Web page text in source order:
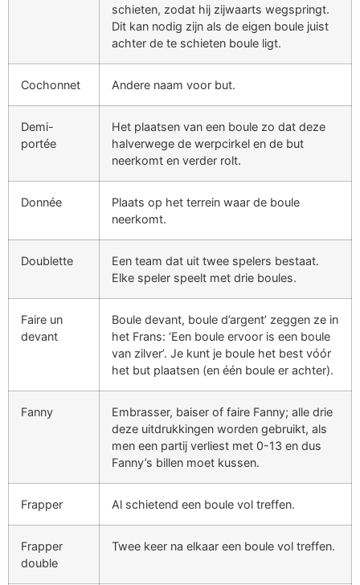
schieten, zodat hij zijwaarts wegspringt.
Dit kan nodig zijn als de eigen boule juist
achter de te schieten boule ligt.
Cochonnet Andere naam voor but.
Demi-
portée
Het plaatsen van een boule zo dat deze
halverwege de werpcirkel en de but
neerkomt en verder rolt.
Donnée
Plaats op het terrein waar de boule
neerkomt.
Doublette
Een team dat uit twee spelers bestaat.
Elke speler speelt met drie boules.
Faire un
devant
Boule devant, boule d’argent’ zeggen ze in
het Frans: ‘Een boule ervoor is een boule
van zilver’. Je kunt je boule het best vóór
het but plaatsen (en één boule er achter).
Fanny
Embrasser, baiser of faire Fanny; alle drie
deze uitdrukkingen worden gebruikt, als
men een partij verliest met 0-13 en dus
Fanny’s billen moet kussen.
Frapper Al schietend een boule vol treffen.
Frapper
double
Twee keer na elkaar een boule vol treffen.